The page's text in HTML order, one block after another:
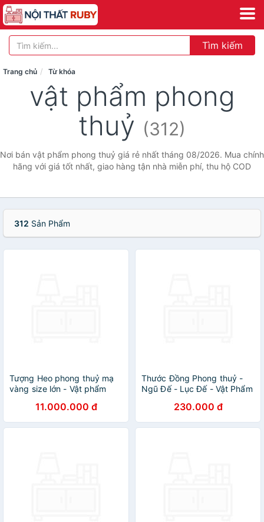
Tìm kiếm
Trang chủ Từ khóa
vật phẩm phong
thuỷ (312)
Nơi bán vật phẩm phong thuỷ giá rẻ nhất tháng 08/2026. Mua chính
hãng với giá tốt nhất, giao hàng tận nhà miễn phí, thu hộ COD
312 Sản Phẩm
Tượng Heo phong thuỷ mạ
vàng size lớn - Vật phẩm
11.000.000 đ
Thước Đồng Phong thuỷ -
Ngũ Đế - Lục Đế - Vật Phẩm
230.000 đ